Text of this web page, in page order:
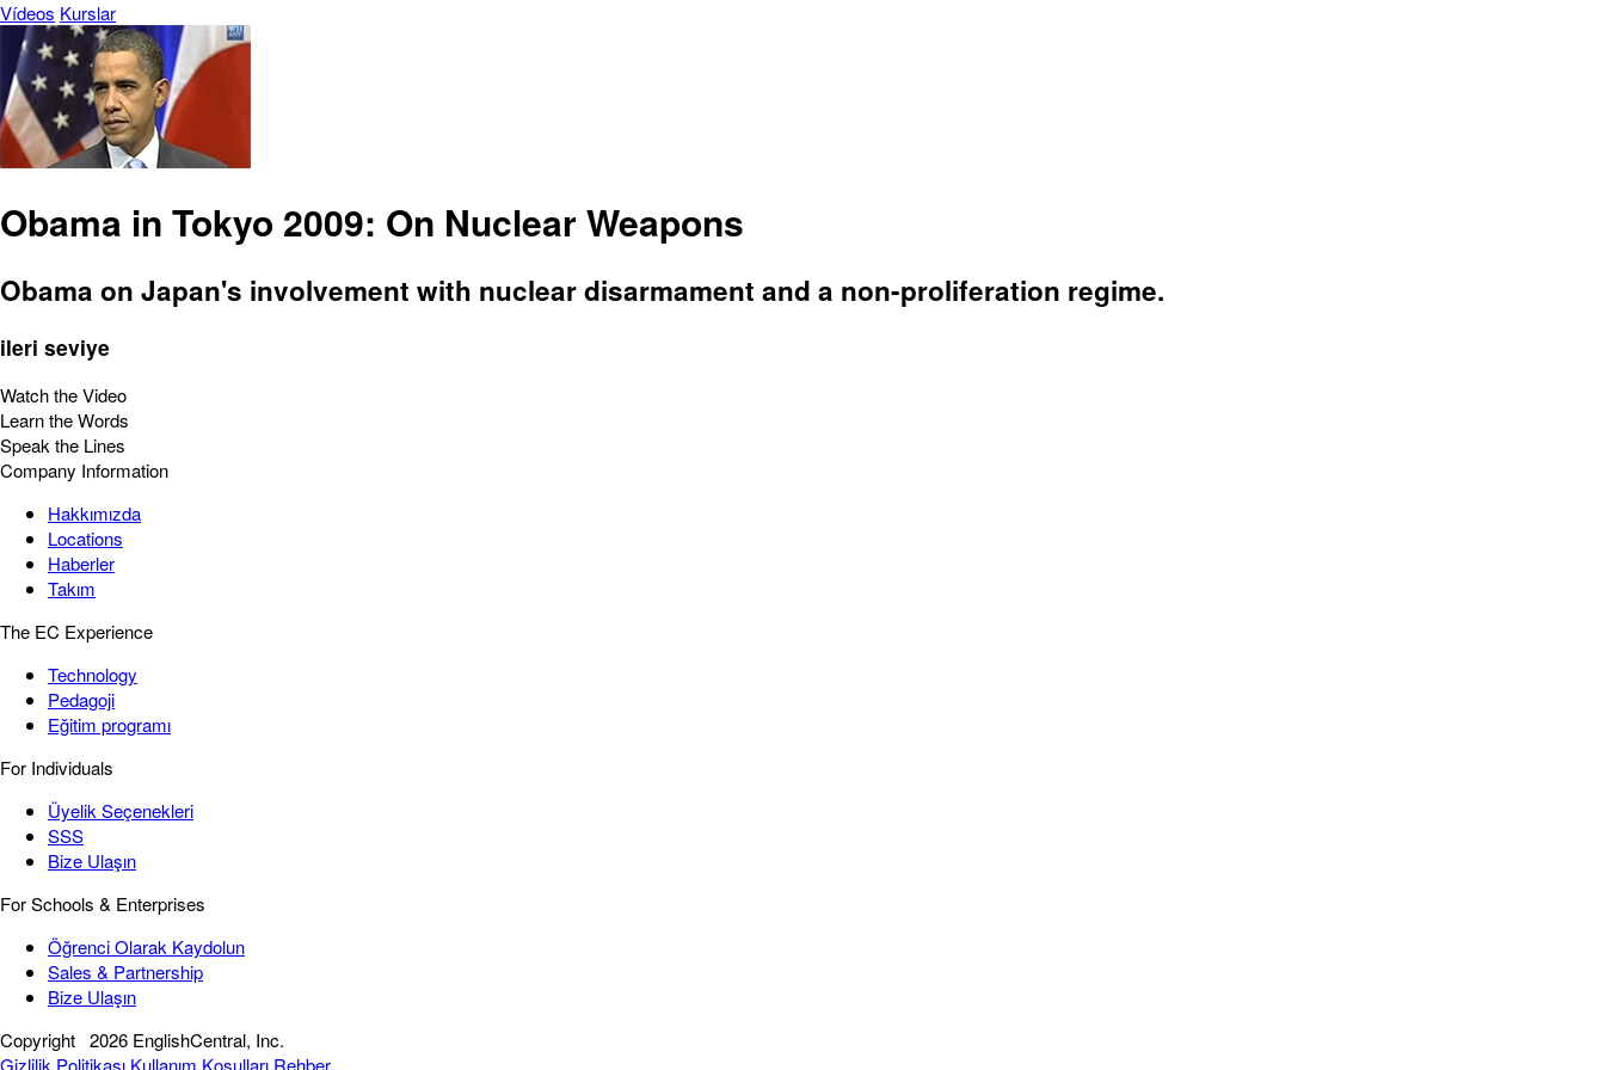
Vídeos Kurslar
Obama in Tokyo 2009: On Nuclear Weapons
Obama on Japan's involvement with nuclear disarmament and a non-proliferation regime.
ileri seviye
Watch the Video
Learn the Words
Speak the Lines
Company Information
Hakkımızda
Locations
Haberler
Takım
The EC Experience
Technology
Pedagoji
Eğitim programı
For Individuals
Üyelik Seçenekleri
SSS
Bize Ulaşın
For Schools & Enterprises
Öğrenci Olarak Kaydolun
Sales & Partnership
Bize Ulaşın
Copyright 2026 EnglishCentral, Inc.